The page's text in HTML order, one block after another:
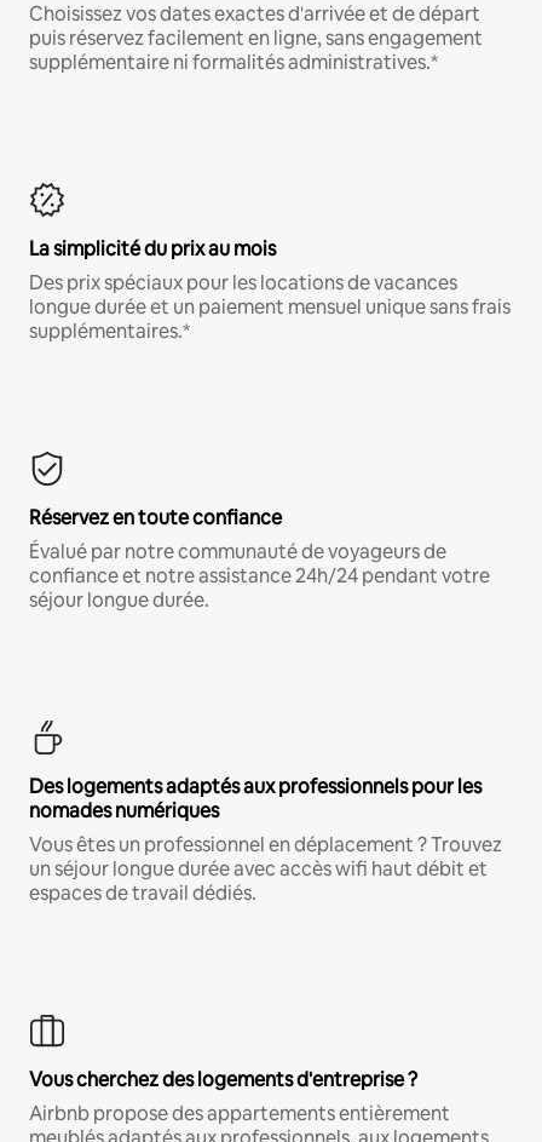
Choisissez vos dates exactes d'arrivée et de départ
puis réservez facilement en ligne, sans engagement
supplémentaire ni formalités administratives.*
La simplicité du prix au mois
Des prix spéciaux pour les locations de vacances
longue durée et un paiement mensuel unique sans frais
supplémentaires.*
Réservez en toute confiance
Évalué par notre communauté de voyageurs de
confiance et notre assistance 24h/24 pendant votre
séjour longue durée.
Des logements adaptés aux professionnels pour les
nomades numériques
Vous êtes un professionnel en déplacement ? Trouvez
un séjour longue durée avec accès wifi haut débit et
espaces de travail dédiés.
Vous cherchez des logements d'entreprise ?
Airbnb propose des appartements entièrement